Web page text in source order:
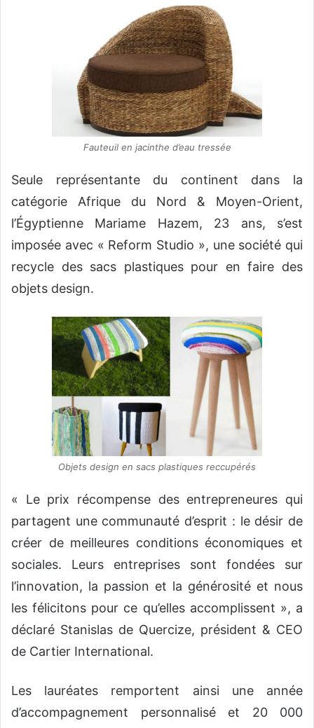
Fauteuil en jacinthe d’eau tressée
Seule représentante du continent dans la
catégorie Afrique du Nord & Moyen-Orient,
l’Égyptienne Mariame Hazem, 23 ans, s’est
imposée avec « Reform Studio », une société qui
recycle des sacs plastiques pour en faire des
objets design.
Objets design en sacs plastiques reccupérés
« Le prix récompense des entrepreneures qui
partagent une communauté d’esprit : le désir de
créer de meilleures conditions économiques et
sociales. Leurs entreprises sont fondées sur
l’innovation, la passion et la générosité et nous
les félicitons pour ce qu’elles accomplissent », a
déclaré Stanislas de Quercize, président & CEO
de Cartier International.
Les lauréates remportent ainsi une année
d’accompagnement personnalisé et 20 000